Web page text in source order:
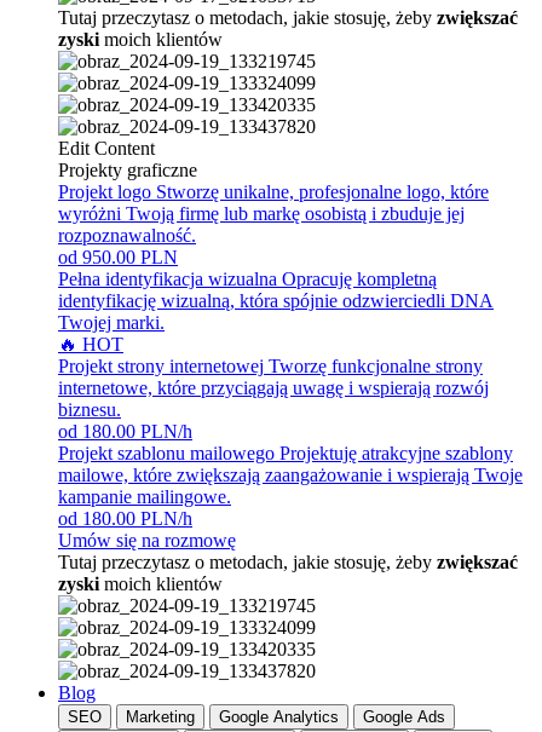
Tutaj przeczytasz o metodach, jakie stosuję, żeby zwiększać
zyski moich klientów
Edit Content
Projekty graficzne
Projekt logo Stworzę unikalne, profesjonalne logo, które
wyróżni Twoją firmę lub markę osobistą i zbuduje jej
rozpoznawalność.
od 950.00 PLN
Pełna identyfikacja wizualna Opracuję kompletną
identyfikację wizualną, która spójnie odzwierciedli DNA
Twojej marki.
🔥 HOT
Projekt strony internetowej Tworzę funkcjonalne strony
internetowe, które przyciągają uwagę i wspierają rozwój
biznesu.
od 180.00 PLN/h
Projekt szablonu mailowego Projektuję atrakcyjne szablony
mailowe, które zwiększają zaangażowanie i wspierają Twoje
kampanie mailingowe.
od 180.00 PLN/h
Umów się na rozmowę
Tutaj przeczytasz o metodach, jakie stosuję, żeby zwiększać
zyski moich klientów
Blog
SEO Marketing Google Analytics
Google Ads